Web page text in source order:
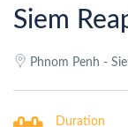
Siem
Phnom Penh -
Duration